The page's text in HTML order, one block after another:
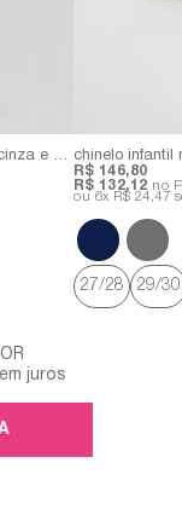
pijama manga curta + colete infantil masculino cinza e azul estampa policia chinelo infantil
R$ 132,12 no
R$ 146,80
6x R$ 24,47
27/28 29/30
juros